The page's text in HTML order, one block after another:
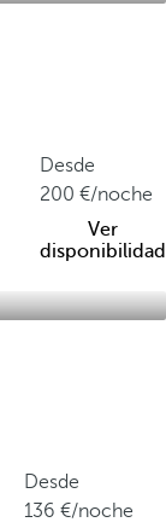
Desde
200
/noche
Ver
disponibilidad
Desde
136
/noche